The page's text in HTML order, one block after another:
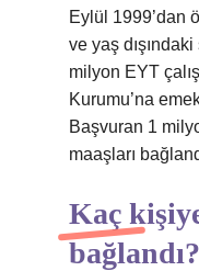
Eylül 1999’dan
ve yaş dışındaki
milyon EYT
Kurumu’na
Başvuran 1
maaşları
Kaç
bağlandı?